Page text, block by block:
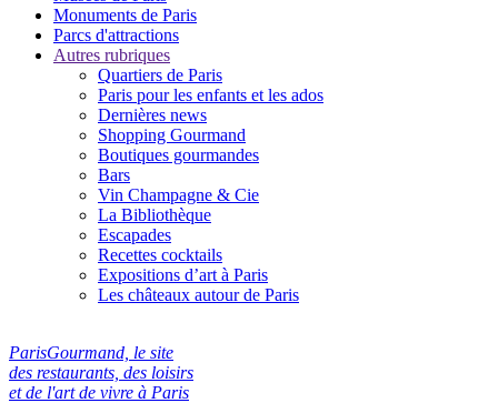
Monuments de Paris
Parcs d'attractions
Autres rubriques
Quartiers de Paris
Paris pour les enfants et les ados
Dernières news
Shopping Gourmand
Boutiques gourmandes
Bars
Vin Champagne & Cie
La Bibliothèque
Escapades
Recettes cocktails
Expositions d’art à Paris
Les châteaux autour de Paris
ParisGourmand, le site
des restaurants, des loisirs
et de l'art de vivre à Paris